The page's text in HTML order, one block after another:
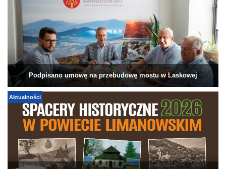
Podpisano umowę na przebudowę mostu w Laskowej
Aktualności